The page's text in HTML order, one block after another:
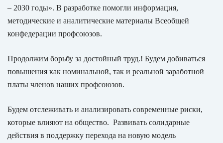
– 2030 годы». В разработке помогли информация,
методические и аналитические материалы Всеобщей
конфедерации профсоюзов.
Продолжим борьбу за достойный труд.! Будем добиваться
повышения как номинальной, так и реальной заработной
платы членов наших профсоюзов.
Будем отслеживать и анализировать современные риски,
которые влияют на общество. Развивать солидарные
действия в поддержку перехода на новую модель